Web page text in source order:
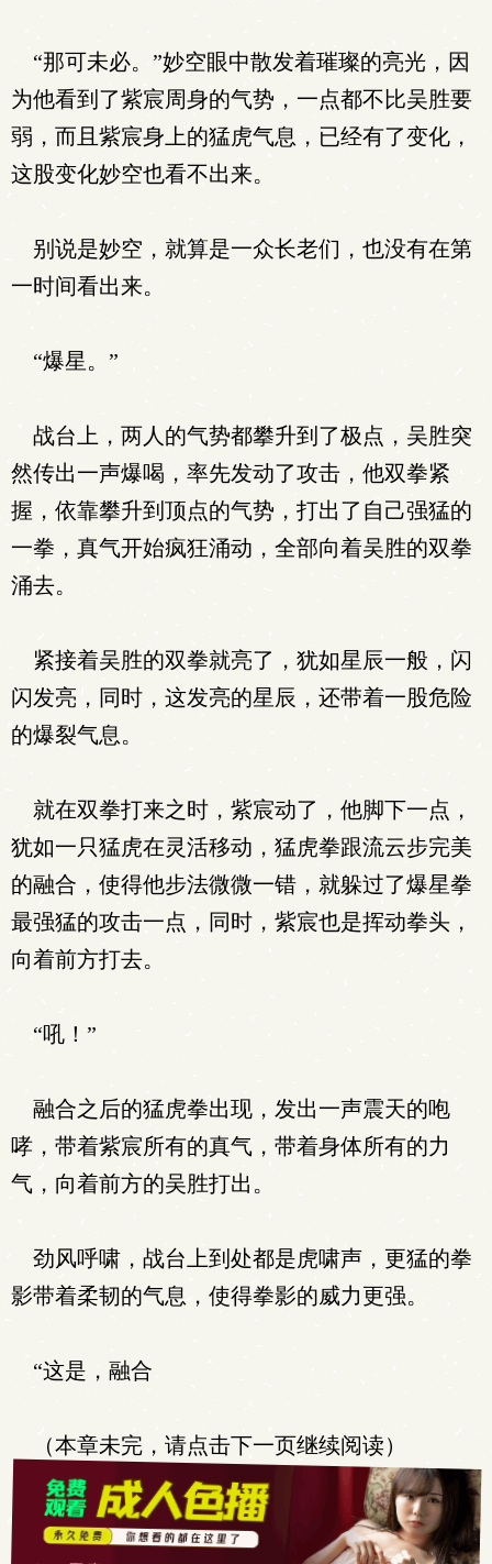
“那可未必。”妙空眼中散发着璀璨的亮光，因
为他看到了紫宸周身的气势，一点都不比吴胜要
弱，而且紫宸身上的猛虎气息，已经有了变化，
这股变化妙空也看不出来。
别说是妙空，就算是一众长老们，也没有在第
一时间看出来。
“爆星。”
战台上，两人的气势都攀升到了极点，吴胜突
然传出一声爆喝，率先发动了攻击，他双拳紧
握，依靠攀升到顶点的气势，打出了自己强猛的
一拳，真气开始疯狂涌动，全部向着吴胜的双拳
涌去。
紧接着吴胜的双拳就亮了，犹如星辰一般，闪
闪发亮，同时，这发亮的星辰，还带着一股危险
的爆裂气息。
就在双拳打来之时，紫宸动了，他脚下一点，
犹如一只猛虎在灵活移动，猛虎拳跟流云步完美
的融合，使得他步法微微一错，就躲过了爆星拳
最强猛的攻击一点，同时，紫宸也是挥动拳头，
向着前方打去。
“吼！”
融合之后的猛虎拳出现，发出一声震天的咆
哮，带着紫宸所有的真气，带着身体所有的力
气，向着前方的吴胜打出。
劲风呼啸，战台上到处都是虎啸声，更猛的拳
影带着柔韧的气息，使得拳影的威力更强。
“这是，融合
（本章未完，请点击下一页继续阅读）